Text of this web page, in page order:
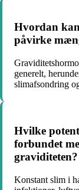
Hvordan
påvirke
generelt,
slimafsondring
Hvilke
forbundet
graviditeten?
Konstant slim i